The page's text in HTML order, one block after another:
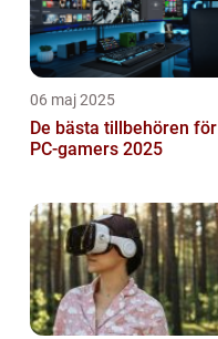
06 maj 2025
De bästa tillbehören för
PC-gamers 2025